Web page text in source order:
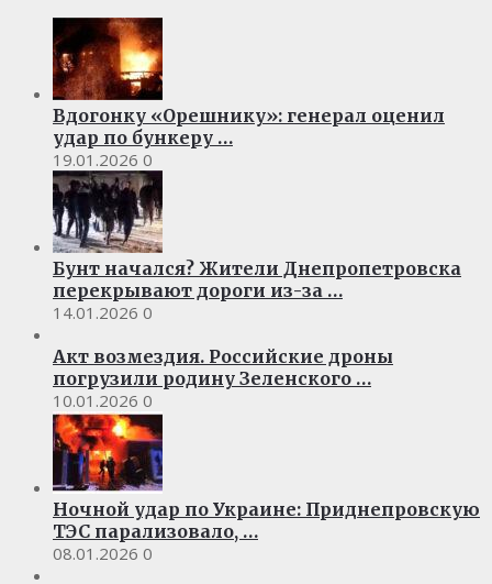
Вдогонку «Орешнику»: генерал оценил
удар по бункеру …
19.01.2026 0
Бунт начался? Жители Днепропетровска
перекрывают дороги из-за …
14.01.2026 0
Акт возмездия. Российские дроны
погрузили родину Зеленского …
10.01.2026 0
Ночной удар по Украине: Приднепровскую
ТЭС парализовало, …
08.01.2026 0